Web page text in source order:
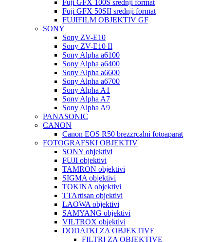
Fuji GFX 100S srednji format
Fuji GFX 50SII srednji format
FUJIFILM OBJEKTIV GF
SONY
Sony ZV-E10
Sony ZV-E10 II
Sony Alpha a6100
Sony Alpha a6400
Sony Alpha a6600
Sony Alpha a6700
Sony Alpha A1
Sony Alpha A7
Sony Alpha A9
PANASONIC
CANON
Canon EOS R50 brezzrcalni fotoaparat
FOTOGRAFSKI OBJEKTIV
SONY objektivi
FUJI objektivi
TAMRON objektivi
SIGMA objektivi
TOKINA objektivi
TTArtisan objektivi
LAOWA objektivi
SAMYANG objektivi
VILTROX objektivi
DODATKI ZA OBJEKTIVE
FILTRI ZA OBJEKTIVE